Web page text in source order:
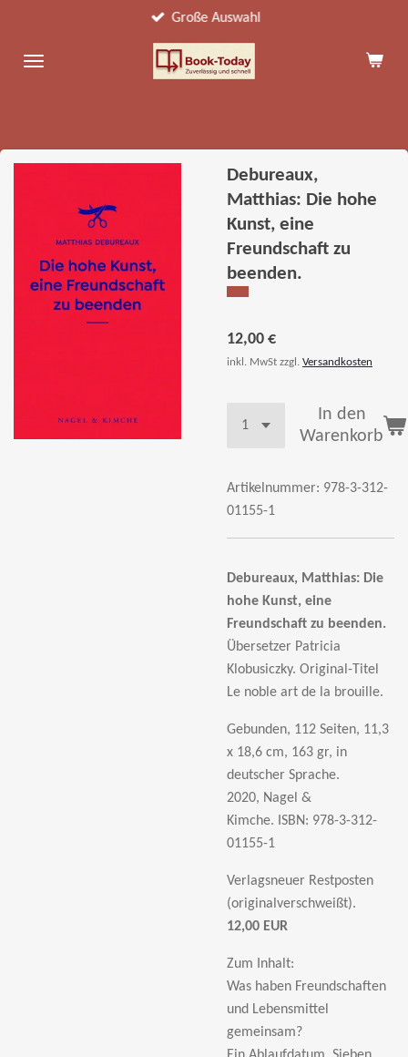
springen
Große Auswahl
Debureaux,
Matthias: Die hohe
Kunst, eine
Freundschaft zu
beenden.
12,00 €
inkl. MwSt zzgl. Versandkosten
In den
Warenkorb
Artikelnummer: 978-3-312-
01155-1
Debureaux, Matthias: Die
hohe Kunst, eine
Freundschaft zu beenden.
Übersetzer Patricia
Klobusiczky. Original-Titel
Le noble art de la brouille.
Gebunden, 112 Seiten, 11,3
x 18,6 cm, 163 gr, in
deutscher Sprache.
2020, Nagel &
Kimche. ISBN: 978-3-312-
01155-1
Verlagsneuer Restposten
(originalverschweißt).
12,00 EUR
Zum Inhalt:
Was haben Freundschaften
und Lebensmittel
gemeinsam?